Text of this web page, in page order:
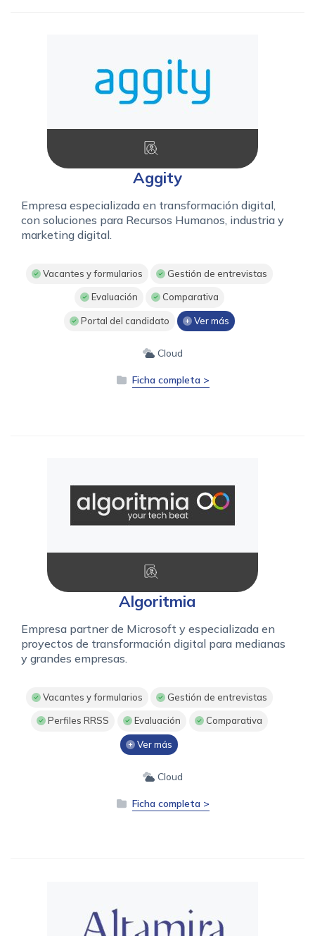
Aggity
Empresa especializada en transformación digital,
con soluciones para Recursos Humanos, industria y
marketing digital.
Vacantes y formularios Gestión de entrevistas
Evaluación Comparativa
Portal del candidato Ver más
Cloud
Ficha completa >
Algoritmia
Empresa partner de Microsoft y especializada en
proyectos de transformación digital para medianas
y grandes empresas.
Vacantes y formularios Gestión de entrevistas
Perfiles RRSS Evaluación Comparativa
Ver más
Cloud
Ficha completa >